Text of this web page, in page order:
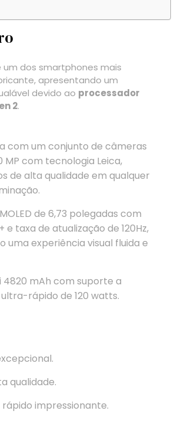
um dos smartphones mais
apresentando um
devido ao processador
2.
com um conjunto de câmeras
MP com tecnologia Leica,
de alta qualidade em qualquer
de 6,73 polegadas com
e taxa de atualização de 120Hz,
uma experiência visual fluida e
4820 mAh com suporte a
rápido de 120 watts.
qualidade.
impressionante.